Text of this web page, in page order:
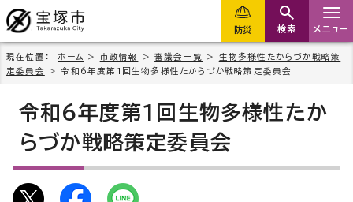
防災 検索 メニュー
現在位置： ホーム > 市政情報 >審議会一覧 > 生物多様性たからづか戦略策
定委員会
> 令和6年度第1回生物多様性たからづか戦略策定委員会
令和6年度第1回生物多様性たか
らづか戦略策定委員会